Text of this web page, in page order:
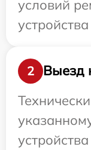
условий
2
Выезд